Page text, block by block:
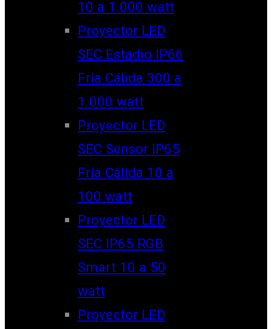
10 a 1.000 watt
Proyector LED
SEC Estadio IP66
Fría Cálida 300 a
1.000 watt
Proyector LED
SEC Sensor IP65
Fría Cálida 10 a
100 watt
Proyector LED
SEC IP65 RGB
Smart 10 a 50
watt
Proyector LED